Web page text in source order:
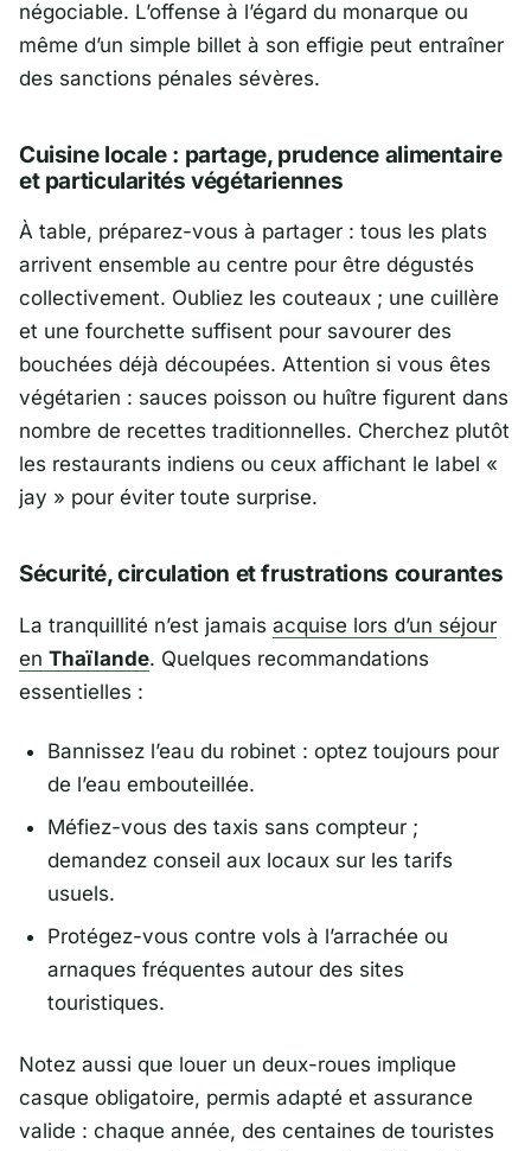
négociable. L’offense à l’égard du monarque ou
même d’un simple billet à son effigie peut entraîner
des sanctions pénales sévères.
Cuisine locale : partage, prudence alimentaire
et particularités végétariennes
À table, préparez-vous à partager : tous les plats
arrivent ensemble au centre pour être dégustés
collectivement. Oubliez les couteaux ; une cuillère
et une fourchette suffisent pour savourer des
bouchées déjà découpées. Attention si vous êtes
végétarien : sauces poisson ou huître figurent dans
nombre de recettes traditionnelles. Cherchez plutôt
les restaurants indiens ou ceux affichant le label «
jay » pour éviter toute surprise.
Sécurité, circulation et frustrations courantes
La tranquillité n’est jamais acquise lors d’un séjour
en Thaïlande. Quelques recommandations
essentielles :
Bannissez l’eau du robinet : optez toujours pour
de l’eau embouteillée.
Méfiez-vous des taxis sans compteur ;
demandez conseil aux locaux sur les tarifs
usuels.
Protégez-vous contre vols à l’arrachée ou
arnaques fréquentes autour des sites
touristiques.
Notez aussi que louer un deux-roues implique
casque obligatoire, permis adapté et assurance
valide : chaque année, des centaines de touristes